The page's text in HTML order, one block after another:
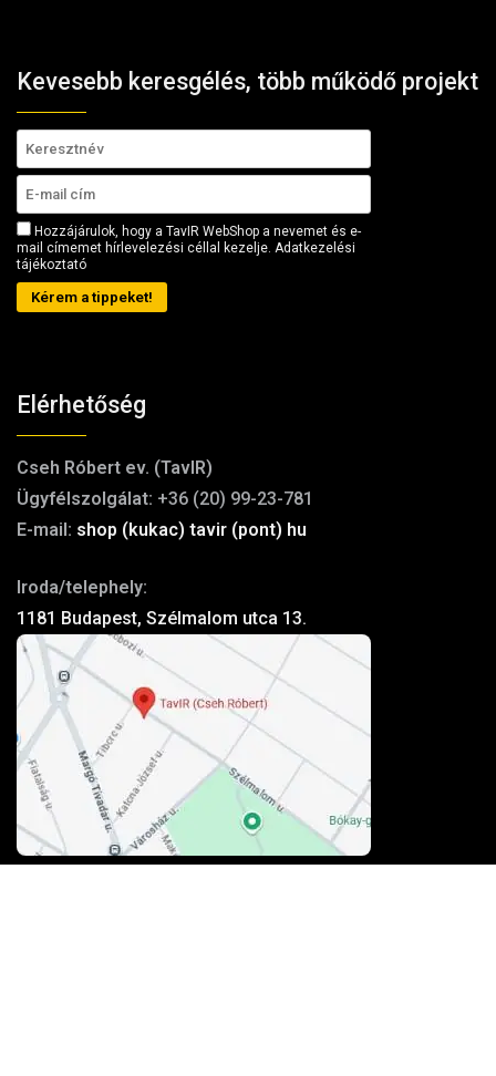
Kevesebb keresgélés, több működő projekt
Hozzájárulok, hogy a TavIR WebShop a nevemet és e-
mail címemet hírlevelezési céllal kezelje. Adatkezelési
tájékoztató
Kérem a tippeket!
Elérhetőség
Cseh Róbert ev. (TavIR)
Ügyfélszolgálat: +36 (20) 99-23-781
E-mail: shop (kukac) tavir (pont) hu
Iroda/telephely:
1181 Budapest, Szélmalom utca 13.